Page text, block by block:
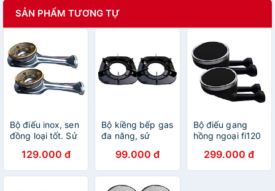
SẢN PHẨM TƯƠNG TỰ
Bộ điếu inox, sen
đồng loại tốt. Sử
dòng bếp kính,
inox phổ thông -
Hàng chính hãng
129.000 đ
Bộ kiềng bếp gas
đa năng, sử
các dòng bếp
gas mặt inox phổ
thông - Hàng
99.000 đ
Bộ điếu gang
hồng ngoại fi120
đen ) - Hàng
chính hãng
299.000 đ